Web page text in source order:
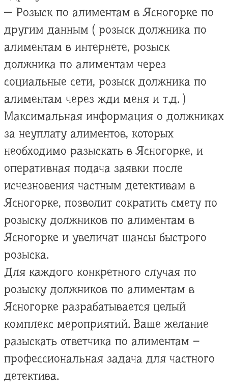
— Розыск по алиментам в Ясногорке по
другим данным ( розыск должника по
алиментам в интернете, розыск
должника по алиментам через
социальные сети, розыск должника по
алиментам через жди меня и т.д. )
Максимальная информация о должниках
за неуплату алиментов, которых
необходимо разыскать в Ясногорке, и
оперативная подача заявки после
исчезновения частным детективам в
Ясногорке, позволит сократить смету по
розыску должников по алиментам в
Ясногорке и увеличат шансы быстрого
розыска.
Для каждого конкретного случая по
розыску должников по алиментам в
Ясногорке разрабатывается целый
комплекс мероприятий. Ваше желание
разыскать ответчика по алиментам –
профессиональная задача для частного
детектива.